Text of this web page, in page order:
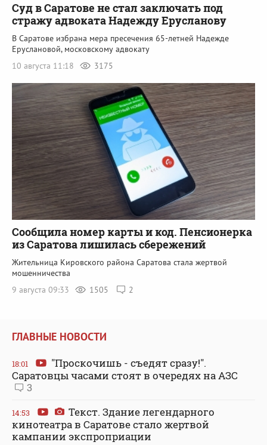
Суд в Саратове не стал заключать под
стражу адвоката Надежду Ерусланову
В Саратове избрана мера пресечения 65-летней Надежде
Еруслановой, московскому адвокату
10 августа 11:18
3175
Сообщила номер карты и код. Пенсионерка
из Саратова лишилась сбережений
Жительница Кировского района Саратова стала жертвой
мошенничества
9 августа 09:33
1505 2
ГЛАВНЫЕ НОВОСТИ
18:01
"Проскочишь - съедят сразу!".
Саратовцы часами стоят в очередях на АЗС
3
14:53
Текст. Здание легендарного
кинотеатра в Саратове стало жертвой
кампании экспроприации